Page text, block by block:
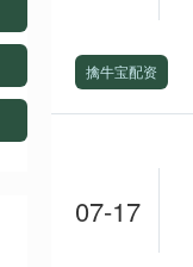
擒牛宝配资
07-17